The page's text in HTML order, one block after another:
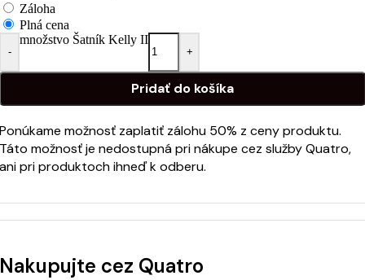
Záloha
Plná cena
-
množstvo Šatník Kelly II
+
Pridať do košíka
Ponúkame možnosť zaplatiť zálohu 50% z ceny produktu.
Táto možnosť je nedostupná pri nákupe cez služby Quatro,
ani pri produktoch ihneď k odberu.
Nakupujte cez Quatro